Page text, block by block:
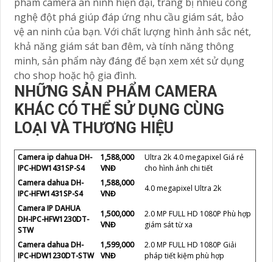
nghệ đột phá giúp đáp ứng nhu cầu giám sát, bảo
vệ an ninh của bạn. Với chất lượng hình ảnh sắc nét,
khả năng giám sát ban đêm, và tính năng thông
minh, sản phẩm này đáng để bạn xem xét sử dụng
cho shop hoặc hộ gia đình.
NHỮNG SẢN PHẨM CAMERA
KHÁC CÓ THỂ SỬ DỤNG CÙNG
LOẠI VÀ THƯƠNG HIỆU
Camera ip dahua DH-
IPC-HDW1431SP-S4
1,588,000
VNĐ
Ultra 2k 4.0 megapixel Giá rẻ
cho hình ảnh chi tiết
Camera dahua DH-
IPC-HFW1431SP-S4
1,588,000
VNĐ
4.0 megapixel Ultra 2k
Camera IP DAHUA
DH-IPC-HFW1230DT-
STW
1,500,000
VNĐ
2.0 MP FULL HD 1080P Phù hợp
giám sát từ xa
Camera dahua DH-
IPC-HDW1230DT-STW
1,599,000
VNĐ
2.0 MP FULL HD 1080P Giải
pháp tiết kiệm phù hợp